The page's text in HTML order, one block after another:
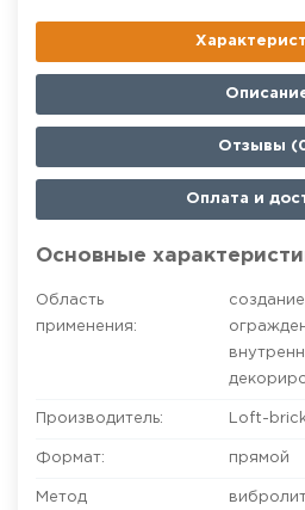
Отзывы
Оплата и
Основные
Область
применения:
Производитель: Loft-
Формат: прямой
Метод